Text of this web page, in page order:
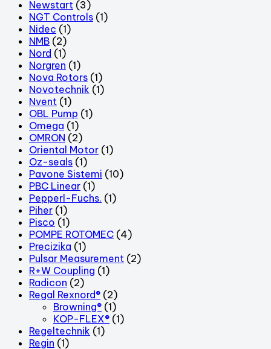
Newstart (3)
NGT Controls (1)
Nidec (1)
NMB (2)
Nord (1)
Norgren (1)
Nova Rotors (1)
Novotechnik (1)
Nvent (1)
OBL Pump (1)
Omega (1)
OMRON (2)
Oriental Motor (1)
Oz-seals (1)
Pavone Sistemi (10)
PBC Linear (1)
Pepperl-Fuchs. (1)
Piher (1)
Pisco (1)
POMPE ROTOMEC (4)
Precizika (1)
Pulsar Measurement (2)
R+W Coupling (1)
Radicon (2)
Regal Rexnord® (2)
Browning® (1)
KOP-FLEX® (1)
Regeltechnik (1)
Regin (1)